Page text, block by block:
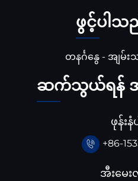
ဖွင့်ပါသ
တနင်္ဂနွေ - အျမ်း
ဆက်သွယ်ရန်
ဖုန်း
+86-
အီးမေး